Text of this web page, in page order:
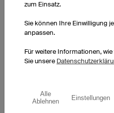
setzen tolle Akzente. Vor
aus. Beachten Sie aber,
zum Einsatz.
Sie können Ihre Einwilligung
anpassen.
Für weitere Informationen,
Sie unsere
Alle
Ablehnen
Einstellungen